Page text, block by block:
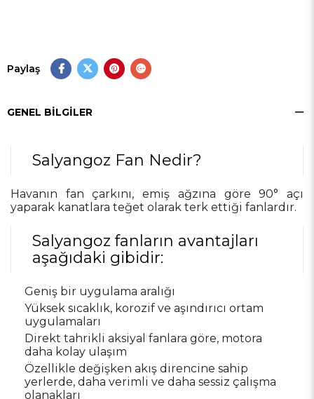
Paylaş
GENEL BILGILER
Salyangoz Fan Nedir?
Havanın fan çarkını, emiş ağzına göre 90° açı
yaparak kanatlara teğet olarak terk ettiği fanlardır.
Salyangoz fanların avantajları
aşağıdaki gibidir:
Geniş bir uygulama aralığı
Yüksek sıcaklık, korozif ve aşındırıcı ortam
uygulamaları
Direkt tahrikli aksiyal fanlara göre, motora
daha kolay ulaşım
Özellikle değişken akış direncine sahip
yerlerde, daha verimli ve daha sessiz çalışma
olanakları